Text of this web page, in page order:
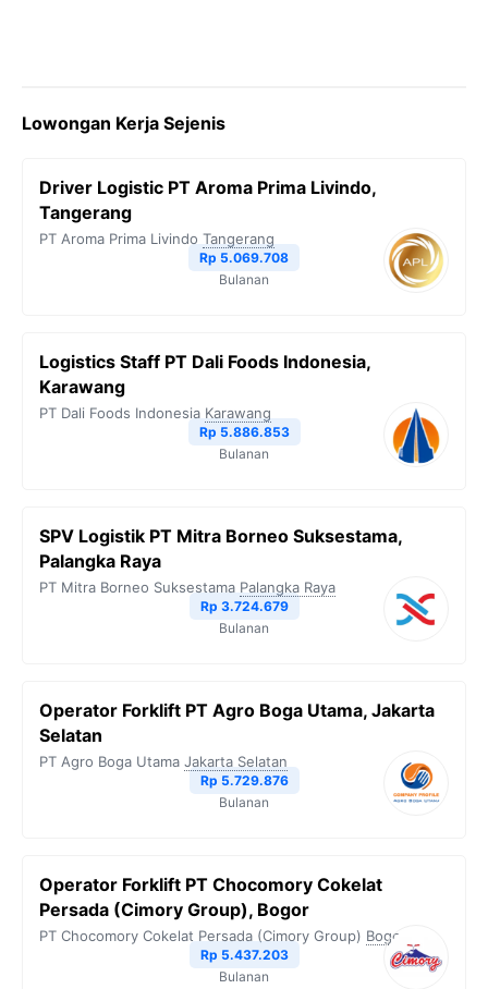
Lowongan Kerja Sejenis
Driver Logistic PT Aroma Prima Livindo,
Tangerang
PT Aroma Prima Livindo Tangerang
Rp 5.069.708
Bulanan
Logistics Staff PT Dali Foods Indonesia,
Karawang
PT Dali Foods Indonesia Karawang
Rp 5.886.853
Bulanan
SPV Logistik PT Mitra Borneo Suksestama,
Palangka Raya
PT Mitra Borneo Suksestama Palangka Raya
Rp 3.724.679
Bulanan
Operator Forklift PT Agro Boga Utama, Jakarta
Selatan
PT Agro Boga Utama Jakarta Selatan
Rp 5.729.876
Bulanan
Operator Forklift PT Chocomory Cokelat
Persada (Cimory Group), Bogor
PT Chocomory Cokelat Persada (Cimory Group) Bogor
Rp 5.437.203
Bulanan